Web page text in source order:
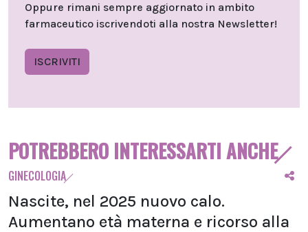
Oppure rimani sempre aggiornato in ambito
farmaceutico iscrivendoti alla nostra Newsletter!
ISCRIVITI
POTREBBERO INTERESSARTI ANCHE
GINECOLOGIA
Nascite, nel 2025 nuovo calo.
Aumentano età materna e ricorso alla